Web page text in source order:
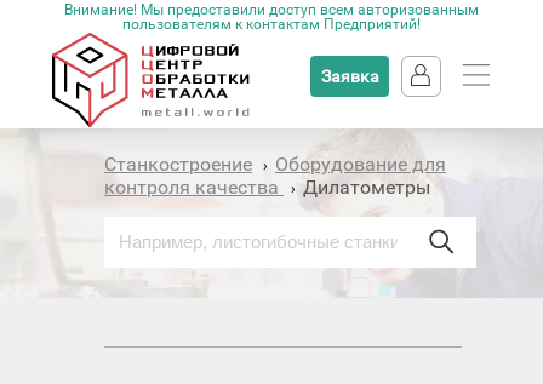
Внимание! Мы предоставили доступ всем авторизованным
пользователям к контактам Предприятий!
Заявка
Станкостроение › Оборудование для
контроля качества
›Дилатометры